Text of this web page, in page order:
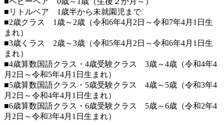
■リトルベア 1歳半から未就園児まで
■2歳クラス 1歳～2歳（令和6年4月2日～令和7年4月1日生
まれ）
■3歳くラス 2歳～3歳（令和5年4月2日～令和6年4月1日生
まれ）
■4歳算数国語クラス・4歳受験クラス 3歳～4歳（令和4年4
月2日～令和5年4月1日生まれ）
■5歳算数国語クラス・5歳受験クラス 4歳～5歳（令和3年4
月2日～令和4年4月1日生まれ）
■6歳算数国語クラス・6歳受験クラス 5歳～6歳（令和2年4
月2日～令和3年4月1日生まれ）